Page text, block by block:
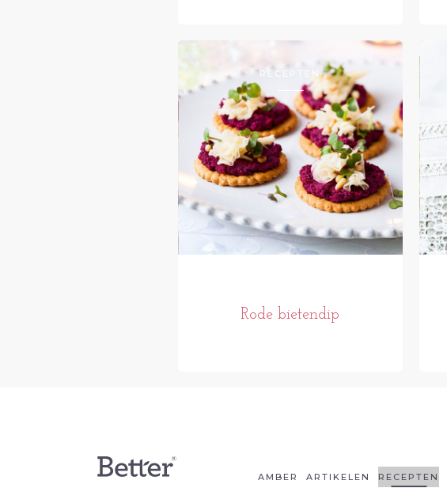
RECEPTEN
Rode bietendip
AMBER ARTIKELEN RECEPTEN